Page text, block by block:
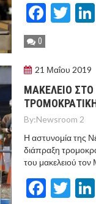
0
21 Μαΐου 2019
ΜΑΚΕΛΕΙΟ ΣΤΟ
By:Newsroom 2
Η αστυνομία της
διάπραξη
του μακελειού τον